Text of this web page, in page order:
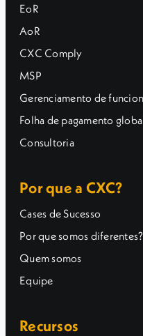
EoR
AoR
CXC Comply
MSP
Gerenciamento de
Folha de pagamento
Consultoria
Por que a CXC?
Cases de Sucesso
Por que somos diferentes?
Quem somos
Equipe
Recursos